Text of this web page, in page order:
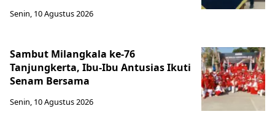
Senin, 10 Agustus 2026
Sambut Milangkala ke-76
Tanjungkerta, Ibu-Ibu Antusias Ikuti
Senam Bersama
Senin, 10 Agustus 2026